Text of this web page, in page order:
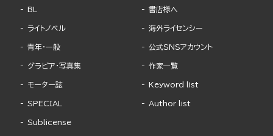
BL
ライトノベル
青年・一般
グラビア・写真集
モーター誌
SPECIAL
Sublicense
書店様へ
海外ライセンシー
公式SNSアカウント
作家一覧
Keyword list
Author list